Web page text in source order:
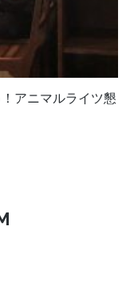
アニマルライツ懇